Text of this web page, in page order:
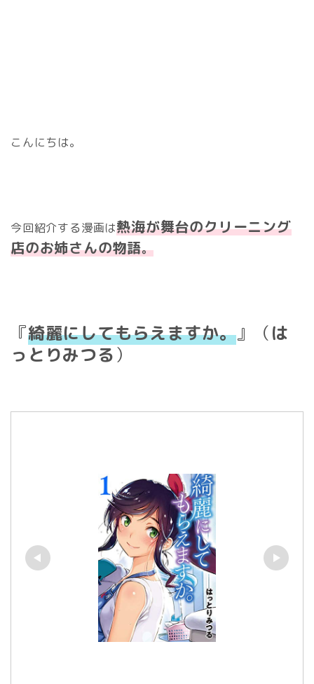
こんにちは。
今回紹介する漫画は熱海が舞台のクリーニング
店のお姉さんの物語。
『綺麗にしてもらえますか。』（は
っとりみつる）